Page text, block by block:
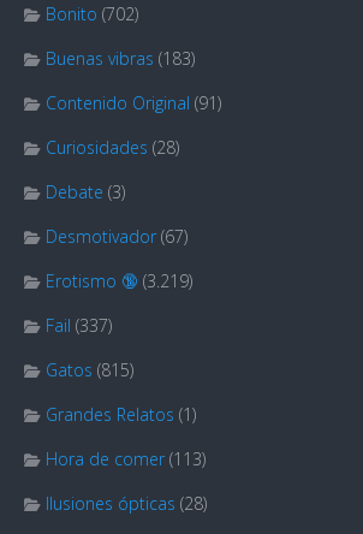
Bonito (702)
Buenas vibras (183)
Contenido Original (91)
Curiosidades (28)
Debate (3)
Desmotivador (67)
Erotismo 🔞 (3.219)
Fail (337)
Gatos (815)
Grandes Relatos (1)
Hora de comer (113)
Ilusiones ópticas (28)